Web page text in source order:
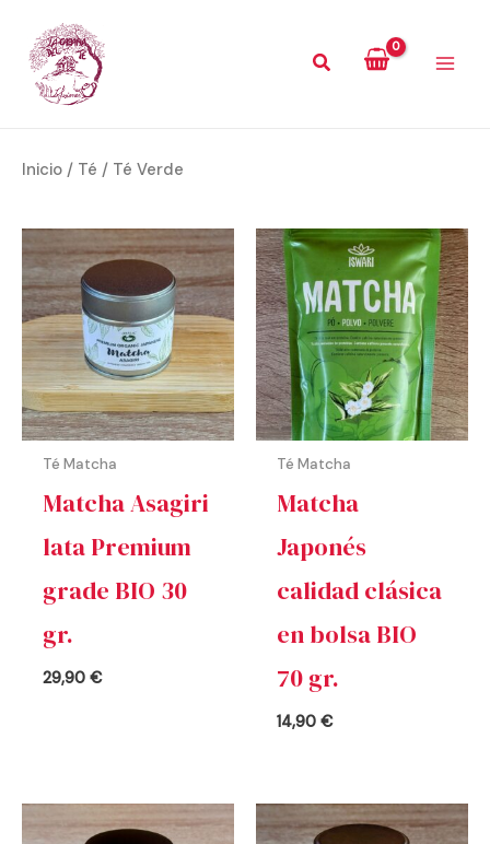
contenido
Inicio / Té / Té Verde
Té Matcha
Matcha Asagiri
lata Premium
grade BIO 30
gr.
29,90€
Té Matcha
Matcha
Japonés
calidad clásica
en bolsa BIO
70 gr.
14,90€